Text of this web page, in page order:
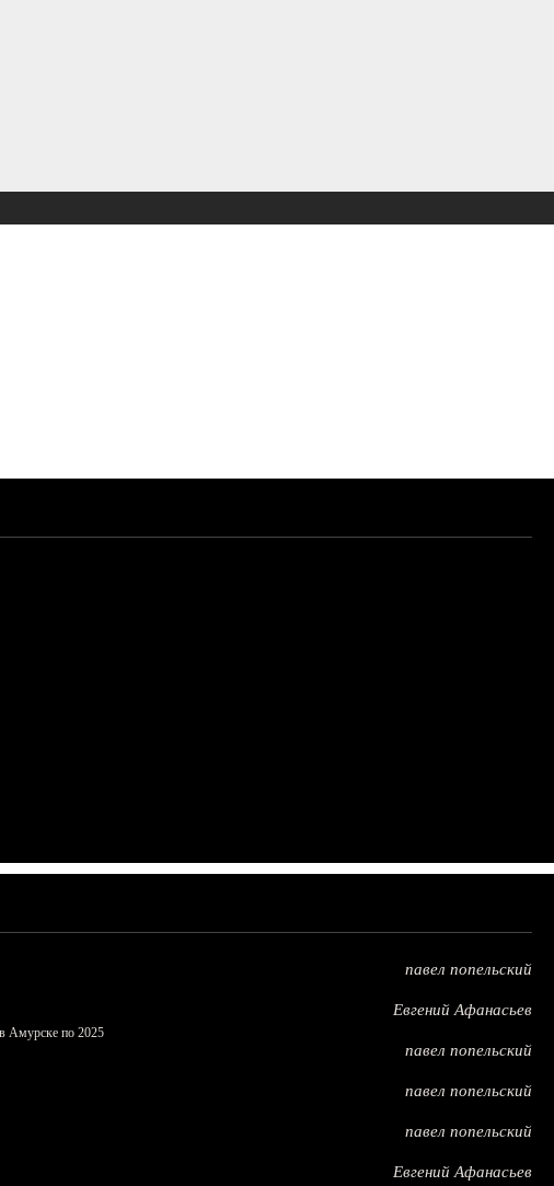
павел попельский
Евгений Афанасьев
Амурске по 2025
павел попельский
павел попельский
павел попельский
Евгений Афанасьев